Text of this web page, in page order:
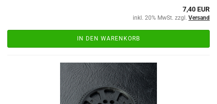
7,40 EUR
inkl. 20% MwSt. zzgl. Versand
IN DEN WARENKORB